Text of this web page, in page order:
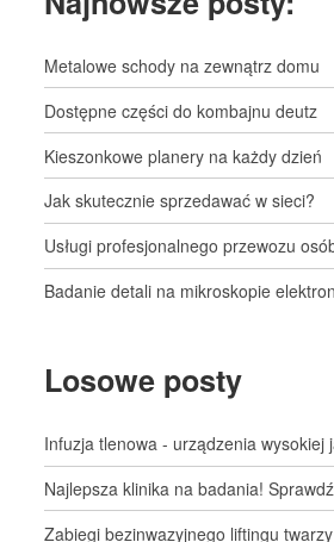
Metalowe schody na zewnątrz domu
Dostępne części do kombajnu deutz
Kieszonkowe planery na każdy dzień
Jak skutecznie sprzedawać w sieci?
Usługi profesjonalnego przewozu
Badanie detali na mikroskopie
Losowe posty
Infuzja tlenowa - urządzenia wysokiej
Najlepsza klinika na badania!
Zabiegi bezinwazyjnego liftingu